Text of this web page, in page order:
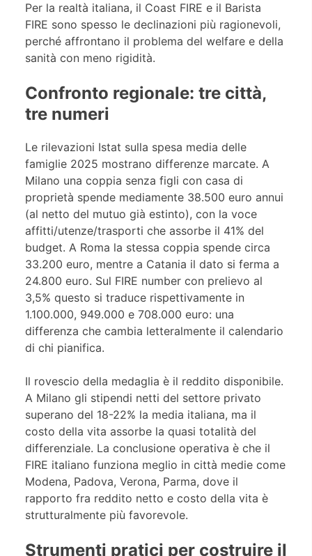
Per la realtà italiana, il Coast FIRE e il Barista
FIRE sono spesso le declinazioni più ragionevoli,
perché affrontano il problema del welfare e della
sanità con meno rigidità.
Confronto regionale: tre città,
tre numeri
Le rilevazioni Istat sulla spesa media delle
famiglie 2025 mostrano differenze marcate. A
Milano una coppia senza figli con casa di
proprietà spende mediamente 38.500 euro annui
(al netto del mutuo già estinto), con la voce
affitti/utenze/trasporti che assorbe il 41% del
budget. A Roma la stessa coppia spende circa
33.200 euro, mentre a Catania il dato si ferma a
24.800 euro. Sul FIRE number con prelievo al
3,5% questo si traduce rispettivamente in
1.100.000, 949.000 e 708.000 euro: una
differenza che cambia letteralmente il calendario
di chi pianifica.
Il rovescio della medaglia è il reddito disponibile.
A Milano gli stipendi netti del settore privato
superano del 18-22% la media italiana, ma il
costo della vita assorbe la quasi totalità del
differenziale. La conclusione operativa è che il
FIRE italiano funziona meglio in città medie come
Modena, Padova, Verona, Parma, dove il
rapporto fra reddito netto e costo della vita è
strutturalmente più favorevole.
Strumenti pratici per costruire il